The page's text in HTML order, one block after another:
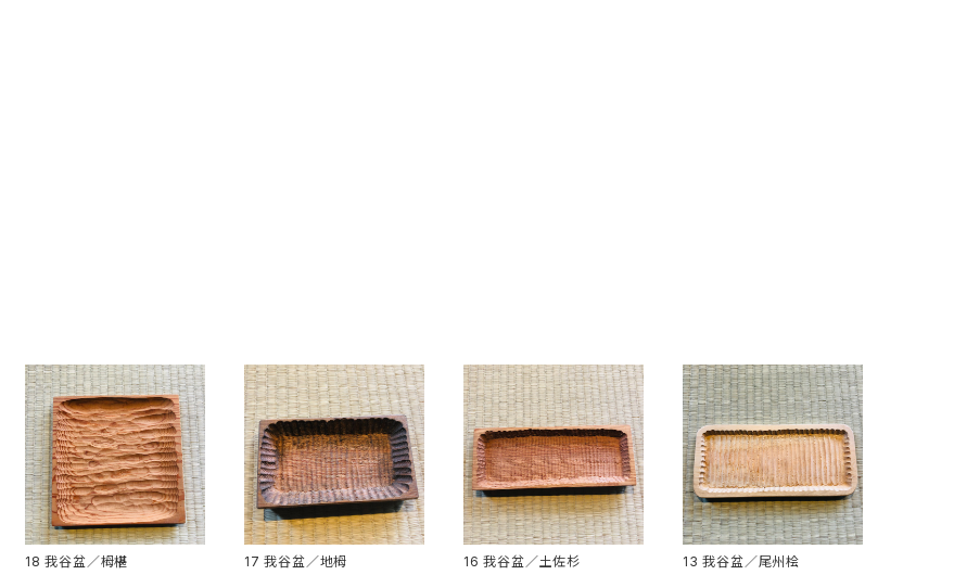
18 我谷盆／栂椹 17 我谷盆／地栂 16 我谷盆／土佐杉 13 我谷盆／尾州桧